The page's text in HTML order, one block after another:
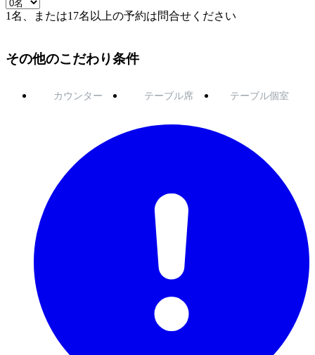
1名、または17名以上の予約は問合せください
その他のこだわり条件
カウンター テーブル席 テーブル個室